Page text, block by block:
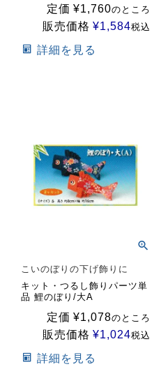
定価 ¥1,760のところ
販売価格 ¥1,584税込
詳細を見る
こいのぼりの下げ飾りに
キット・つるし飾りパーツ単
品 鯉のぼり/大A
定価 ¥1,078のところ
販売価格 ¥1,024税込
詳細を見る